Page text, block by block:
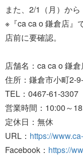
また、2/1（月）から
※『ca ca o 鎌倉店』
店前に要確認。
店舗名：ca ca o 鎌
住所：鎌倉市小町2-
TEL：0467-61-3307
営業時間：10:00～
定休日：無休
URL： https://
Facebook： https://